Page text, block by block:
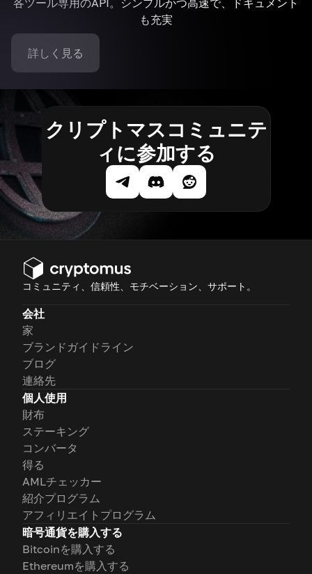
各ツール専用のAPI。シンプルかつ高速で、ドキュメント
も充実
詳しく見る
クリプトマスコミュニテ
ィに参加する
コミュニティ、信頼性、モチベーション、サポート。
会社
家
ブランドガイドライン
ブログ
連絡先
個人使用
財布
ステーキング
コンバータ
得る
AMLチェッカー
紹介プログラム
アフィリエイトプログラム
暗号通貨を購入する
Bitcoinを購入する
Ethereumを購入する